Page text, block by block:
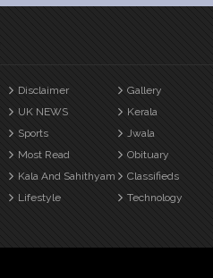
Disclaimer Gallery
UK NEWS Kerala
Sports Jwala
Most Read Obituary
Kala And Sahithyam Classifieds
Lifestyle Technology